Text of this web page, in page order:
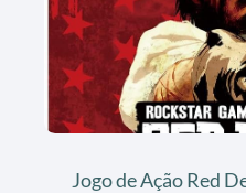
Jogo de Ação Red